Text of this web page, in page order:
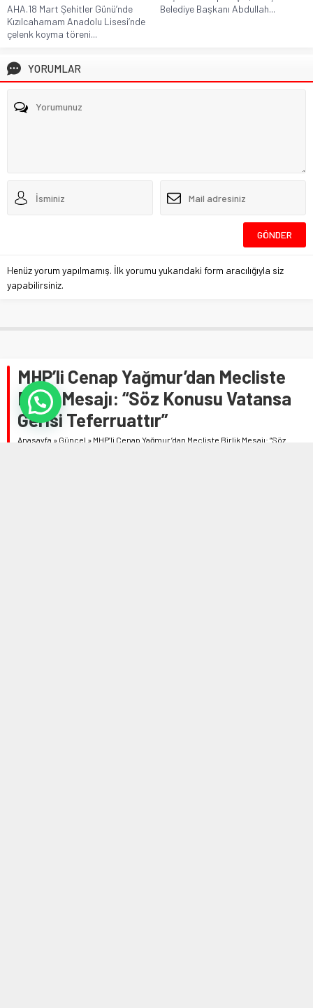
AHA.18 Mart Şehitler Günü’nde
Kızılcahamam Anadolu Lisesi’nde
çelenk koyma töreni...
Belediye Başkanı Abdullah...
YORUMLAR
Henüz yorum yapılmamış. İlk yorumu yukarıdaki form aracılığıyla siz
yapabilirsiniz.
MHP’li Cenap Yağmur’dan Mecliste
Birlik Mesajı: “Söz Konusu Vatansa
Gerisi Teferruattır”
Anasayfa » Güncel » MHP’li Cenap Yağmur’dan Mecliste Birlik Mesajı: “Söz